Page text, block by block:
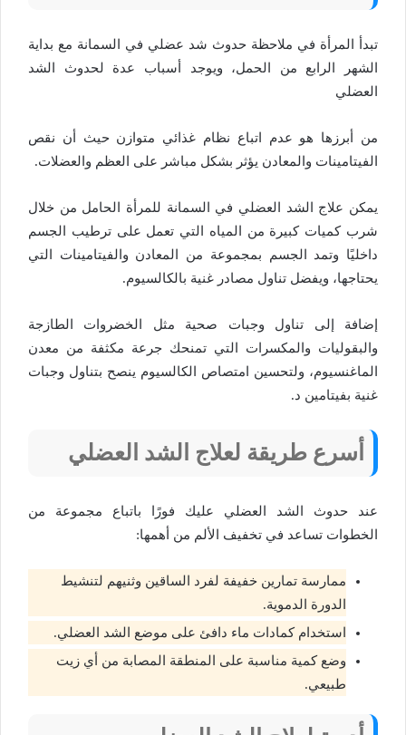
تبدأ المرأة في ملاحظة حدوث شد عضلي في السمانة مع بداية
الشهر الرابع من الحمل، ويوجد أسباب عدة لحدوث الشد
العضلي
من أبرزها هو عدم اتباع نظام غذائي متوازن حيث أن نقص
الفيتامينات والمعادن يؤثر بشكل مباشر على العظم والعضلات.
يمكن علاج الشد العضلي في السمانة للمرأة الحامل من خلال
شرب كميات كبيرة من المياه التي تعمل على ترطيب الجسم
داخليًا وتمد الجسم بمجموعة من المعادن والفيتامينات التي
يحتاجها، ويفضل تناول مصادر غنية بالكالسيوم.
إضافة إلى تناول وجبات صحية مثل الخضروات الطازجة
والبقوليات والمكسرات التي تمنحك جرعة مكثفة من معدن
الماغنسيوم، ولتحسين امتصاص الكالسيوم ينصح بتناول وجبات
غنية بفيتامين د.
أسرع طريقة لعلاج الشد العضلي
عند حدوث الشد العضلي عليك فورًا باتباع مجموعة من
الخطوات تساعد في تخفيف الألم من أهمها:
ممارسة تمارين خفيفة لفرد الساقين وثنيهم لتنشيط
الدورة الدموية.
استخدام كمادات ماء دافئ على موضع الشد العضلي.
وضع كمية مناسبة على المنطقة المصابة من أي زيت
طبيعي.